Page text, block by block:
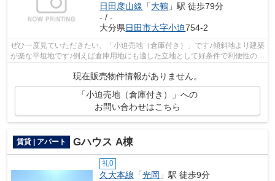
日田彦山線 「大鶴 」駅 徒歩79分
- / -
大分県日田市大字小迫754-2
ぜひ一度見ていただきたい、「小迫売地（倉庫付き）」です♪傾斜地より建築
が楽な平坦地です♪例えば倉庫用地にも適した立地として好条件で利便性の高
い周辺環境が整っています♪周辺環境...
現在販売物件情報がありません。
「小迫売地（倉庫付き）」への
お問い合わせはこちら
賃貸 | アパート Gハウス A棟
礼0
久大本線 「光岡 」駅 徒歩9分